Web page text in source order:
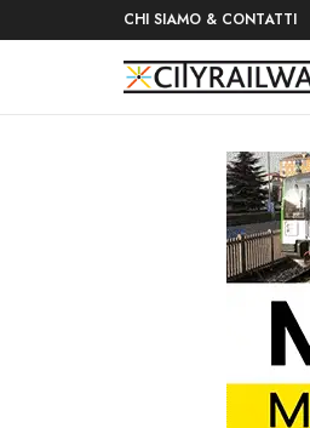
CHI SIAMO & CONTATTI